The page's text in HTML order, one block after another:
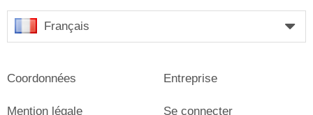
Français
Coordonnées
Mention légale
Entreprise
Se connecter